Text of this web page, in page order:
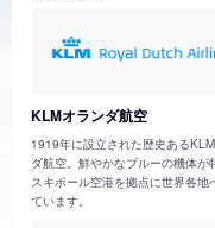
KLMオランダ航空
1919年に設立された歴史ある
ダ航空。鮮やかなブルーの機体が
スキポール空港を拠点に世界各地
ています。